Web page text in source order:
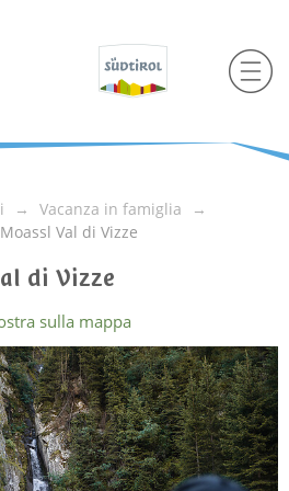
Vacanza in famiglia
Val di Vizze
di Vizze
sulla mappa